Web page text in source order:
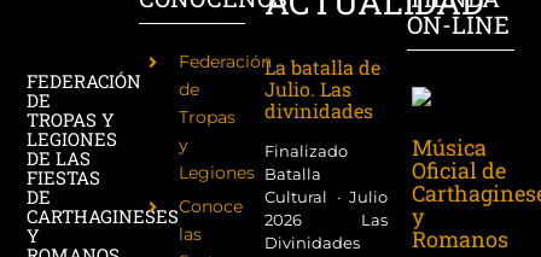
FEDERACIÓN
DE
TROPAS Y
LEGIONES
DE LAS
FIESTAS
DE
CARTHAGINESES
Y
Federación
de
Tropas
y
Legiones
Conoce
las
La batalla de
Julio. Las
divinidades
Finalizado
Batalla
Cultural · Julio
2026 Las
Divinidades
ON-LINE
Música
Oficial de
y
Romanos